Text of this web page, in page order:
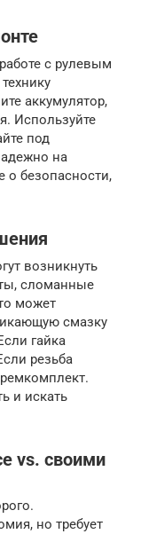
с рулевым
аккумулятор,
Используйте
под
на
о безопасности,
возникнуть
сломанные
может
смазку
гайка
резьба
и искать
vs. своими
но требует